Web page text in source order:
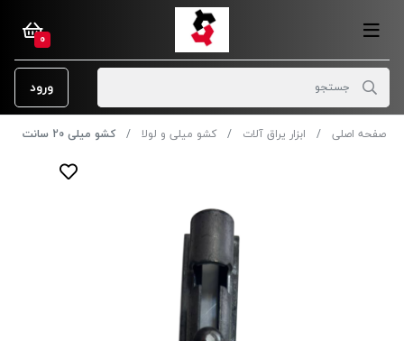
0
ورود
صفحه اصلی ابزار یراق آلات کشو میلی و لولا کشو میلی 20 سانت